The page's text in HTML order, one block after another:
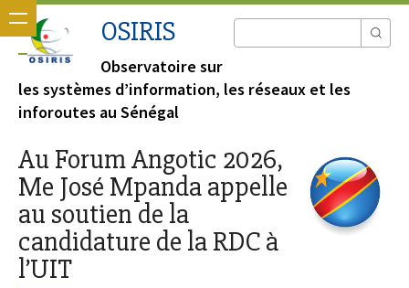
OSIRIS
Observatoire sur
les systèmes d’information, les réseaux et les
inforoutes au Sénégal
Au Forum Angotic 2026,
Me José Mpanda appelle
au soutien de la
candidature de la RDC à
l’UIT